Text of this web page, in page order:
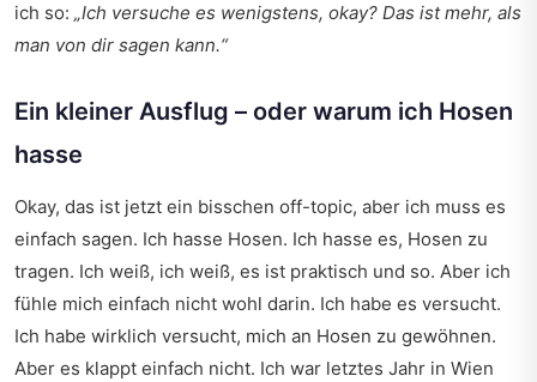
ich so: „Ich versuche es wenigstens, okay? Das ist mehr, als
man von dir sagen kann.“
Ein kleiner Ausflug – oder warum ich Hosen
hasse
Okay, das ist jetzt ein bisschen off-topic, aber ich muss es
einfach sagen. Ich hasse Hosen. Ich hasse es, Hosen zu
tragen. Ich weiß, ich weiß, es ist praktisch und so. Aber ich
fühle mich einfach nicht wohl darin. Ich habe es versucht.
Ich habe wirklich versucht, mich an Hosen zu gewöhnen.
Aber es klappt einfach nicht. Ich war letztes Jahr in Wien